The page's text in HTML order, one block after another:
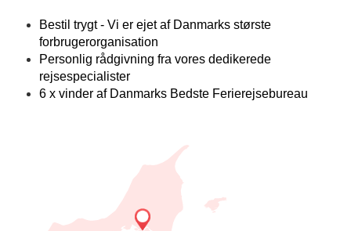
Bestil trygt - Vi er ejet af Danmarks største
forbrugerorganisation
Personlig rådgivning fra vores dedikerede
rejsespecialister
6 x vinder af Danmarks Bedste Ferierejsebureau